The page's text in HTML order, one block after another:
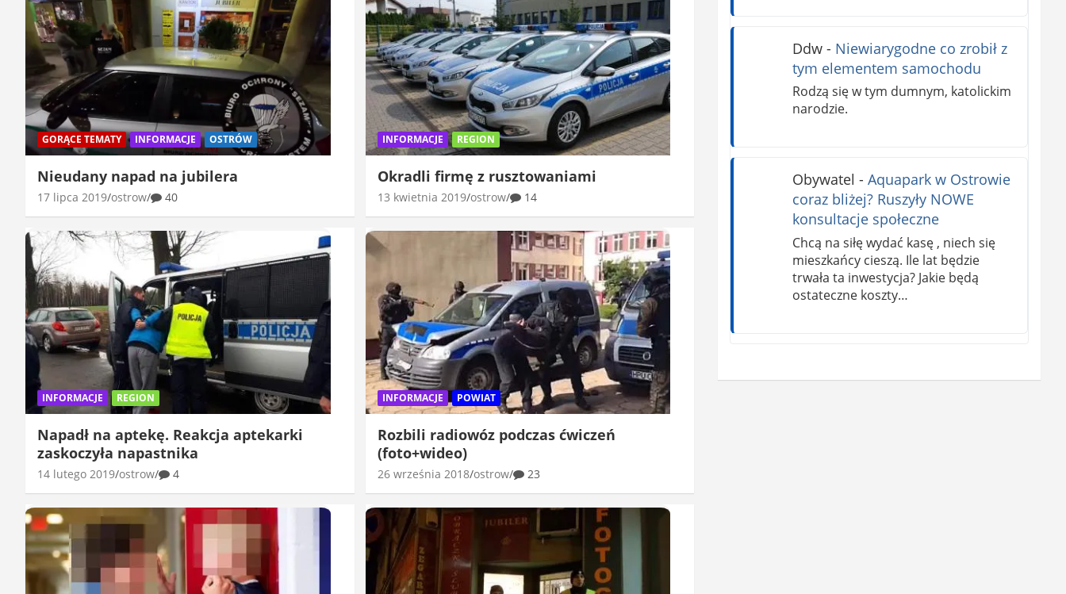
GORĄCE TEMATY INFORMACJE OSTRÓW
Nieudany napad na jubilera
17 lipca 2019 ostrow 40
INFORMACJE REGION
Okradli firmę z rusztowaniami
13 kwietnia 2019 ostrow 14
INFORMACJE REGION
Napadł na aptekę. Reakcja aptekarki
zaskoczyła napastnika
14 lutego 2019 ostrow 4
INFORMACJE POWIAT
Rozbili radiowóz podczas ćwiczeń
(foto+wideo)
26 września 2018 ostrow 23
Ddw- Niewiarygodne co zrobił z
tym elementem samochodu
Rodzą się w tym dumnym, katolickim
narodzie.
Obywatel - Aquapark w Ostrowie
coraz bliżej? Ruszyły NOWE
konsultacje społeczne
Chcą na siłę wydać kasę , niech się
mieszkańcy cieszą. Ile lat będzie
trwała ta inwestycja? Jakie będą
ostateczne koszty…